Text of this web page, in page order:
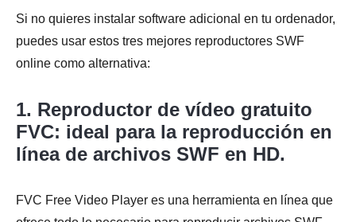
Si no quieres instalar software adicional en tu ordenador,
puedes usar estos tres mejores reproductores SWF
online como alternativa:
1. Reproductor de vídeo gratuito
FVC: ideal para la reproducción en
línea de archivos SWF en HD.
FVC Free Video Player es una herramienta en línea que